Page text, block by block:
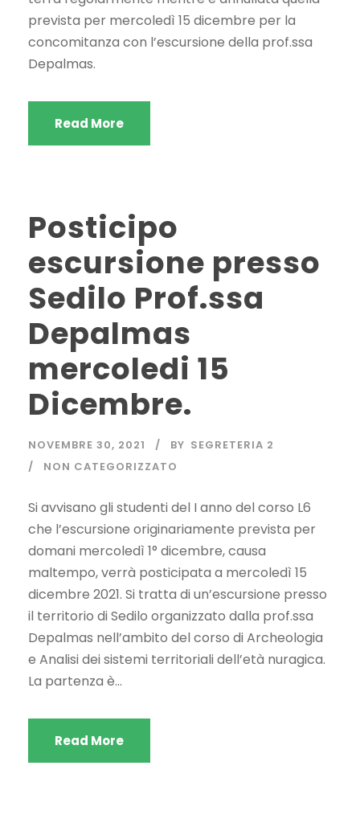
prevista per mercoledì 15 dicembre per la
concomitanza con l’escursione della prof.ssa
Depalmas.
Read More
Posticipo
escursione presso
Sedilo Prof.ssa
Depalmas
mercoledi 15
Dicembre.
NOVEMBRE 30, 2021 BY SEGRETERIA 2
NON CATEGORIZZATO
Si avvisano gli studenti del I anno del corso L6
che l’escursione originariamente prevista per
domani mercoledì 1° dicembre, causa
maltempo, verrà posticipata a mercoledì 15
dicembre 2021. Si tratta di un’escursione presso
il territorio di Sedilo organizzato dalla prof.ssa
Depalmas nell’ambito del corso di Archeologia
e Analisi dei sistemi territoriali dell’età nuragica.
La partenza è...
Read More